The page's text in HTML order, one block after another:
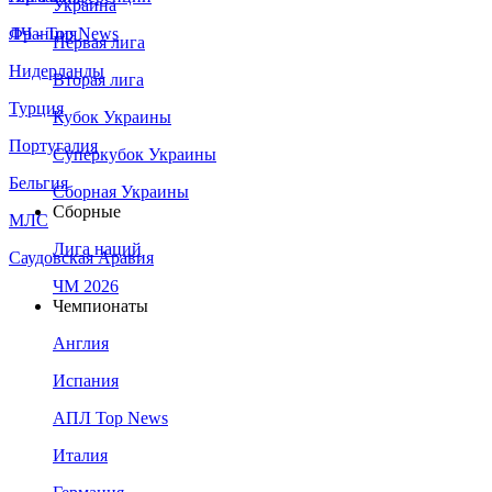
Франция
Нидерланды
Турция
Португалия
Бельгия
МЛС
Саудовская Аравия
ЛЧ - Top News
Украина
Первая лига
Вторая лига
Кубок Украины
Суперкубок Украины
Сборная Украины
Сборные
Лига наций
ЧМ 2026
Чемпионаты
Англия
Испания
АПЛ Top News
Италия